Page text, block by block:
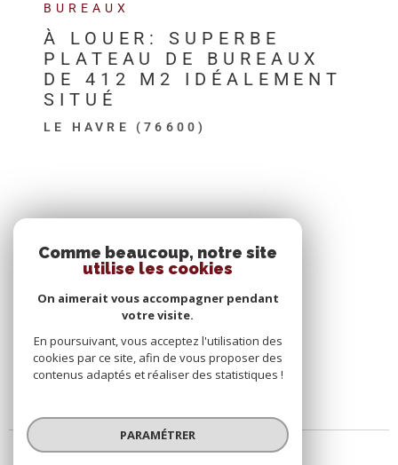
BUREAUX
À LOUER: SUPERBE
PLATEAU DE BUREAUX
DE 412 M2 IDÉALEMENT
SITUÉ
LE HAVRE (76600)
Comme beaucoup, notre site
utilise les cookies
On aimerait vous accompagner pendant
votre visite.
En poursuivant, vous acceptez l'utilisation des
cookies par ce site, afin de vous proposer des
contenus adaptés et réaliser des statistiques !
PARAMÉTRER